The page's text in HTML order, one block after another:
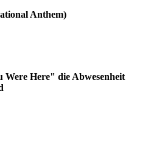
Anthem)
Here" die Abwesenheit